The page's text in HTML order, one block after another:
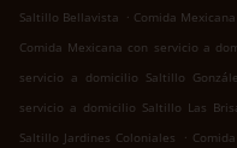
Saltillo Bellavista . Comida
Comida Mexicana con servicio a
servicio a domicilio Saltillo
servicio a domicilio Saltillo Las
Saltillo Jardines Coloniales
.